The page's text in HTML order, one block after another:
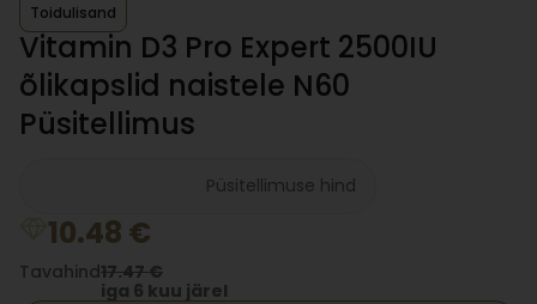
Toidulisand
Vitamin D3 Pro Expert 2500IU
õlikapslid naistele N60
Püsitellimus
Püsitellimuse hind
10.48 €
Tavahind17.47€
iga 6 kuu järel